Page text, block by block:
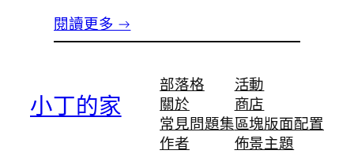
閱讀更多 →
小丁的家
部落格
關於
常見問題集
作者
活動
商店
區塊版面配置
佈景主題